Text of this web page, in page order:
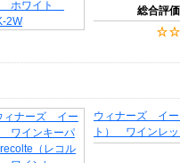
総合評価
ウィナーズ イ
ト） ワインレ